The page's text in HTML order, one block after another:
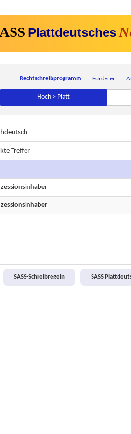
Plattdeutsches
Rechtschreibprogramm Förderer
Hoch > Platt
Treffer
SASS-Schreibregeln SASS